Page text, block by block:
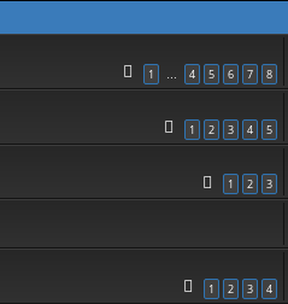
1 … 4 5 6 7 8
1 2 3 4 5
1 2 3
1 2 3 4